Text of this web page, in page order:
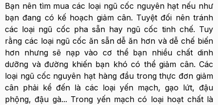
Bạn nên tìm mua các loại ngũ cốc nguyên hạt nếu như
bạn đang có kế hoạch giảm cân. Tuyệt đối nên tránh
các loại ngũ cốc pha sẵn hay ngũ cốc tinh chế. Tuy
rằng các loại ngũ cốc ăn sẵn dễ ăn hơn và dễ chế biến
hơn nhưng sẽ nạp vào cơ thể bạn nhiều chất dinh
dưỡng và đường khiến bạn khó có thể giảm cân. Các
loại ngũ cốc nguyên hạt hàng đầu trong thực đơn giảm
cân phải kể đến là các loại yến mạch, gạo lứt, đậu
phộng, đậu gà... Trong yến mạch có loại hoạt chất là